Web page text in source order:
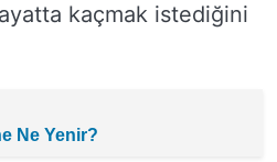
kaçmak istediğini
Ne Yenir?